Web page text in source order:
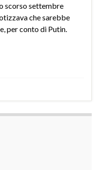
scorso settembre
che sarebbe
per conto di Putin.